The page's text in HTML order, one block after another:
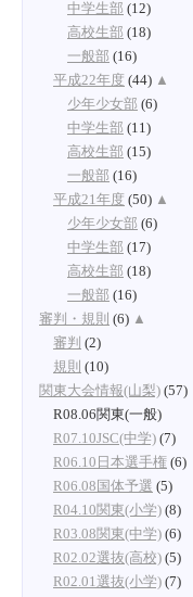
中学生部 (12)
高校生部 (18)
一般部 (16)
平成22年度 (44) ▲
少年少女部 (6)
中学生部 (11)
高校生部 (15)
一般部 (16)
平成21年度 (50) ▲
少年少女部 (6)
中学生部 (17)
高校生部 (18)
一般部 (16)
審判・規則 (6) ▲
審判 (2)
規則 (10)
関東大会情報(山梨) (57)
R08.06関東(一般)
R07.10JSC(中学) (7)
R06.10日本選手権 (6)
R06.08国体予選 (5)
R04.10関東(小学) (8)
R03.08関東(中学) (6)
R02.02選抜(高校) (5)
R02.01選抜(小学) (7)